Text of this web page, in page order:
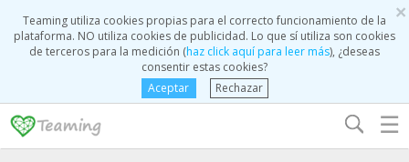
×
Teaming utiliza cookies propias para el correcto funcionamiento de la
plataforma. NO utiliza cookies de publicidad. Lo que sí utiliza son cookies
de terceros para la medición (haz click aquí para leer más), ¿deseas
consentir estas cookies?
Aceptar
Rechazar
☰